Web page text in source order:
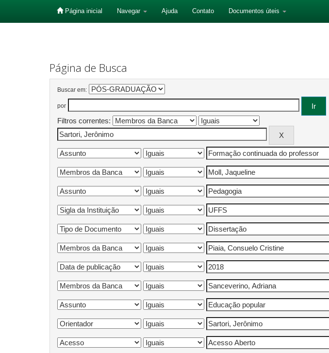
Página inicial Navegar Ajuda Contato Documentos úteis
Página de Busca
Buscar em:
por
Filtros correntes: